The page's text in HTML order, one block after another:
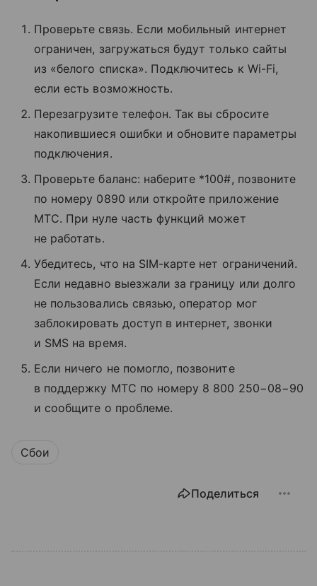
Проверьте связь. Если мобильный интернет
ограничен, загружаться будут только сайты
из «белого списка». Подключитесь к Wi-Fi,
если есть возможность.
Перезагрузите телефон. Так вы сбросите
накопившиеся ошибки и обновите параметры
подключения.
Проверьте баланс: наберите *100#, позвоните
по номеру 0890 или откройте приложение
МТС. При нуле часть функций может
не работать.
Убедитесь, что на SIM-карте нет ограничений.
Если недавно выезжали за границу или долго
не пользовались связью, оператор мог
заблокировать доступ в интернет, звонки
и SMS на время.
Если ничего не помогло, позвоните
в поддержку МТС по номеру 8 800 250−08−90
и сообщите о проблеме.
Сбои
Поделиться